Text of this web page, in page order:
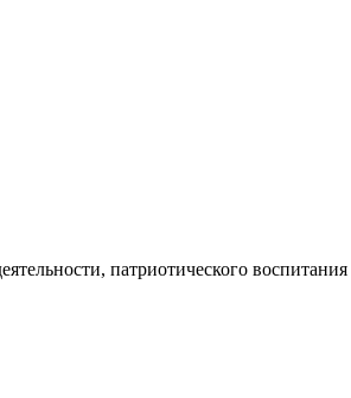
патриотического